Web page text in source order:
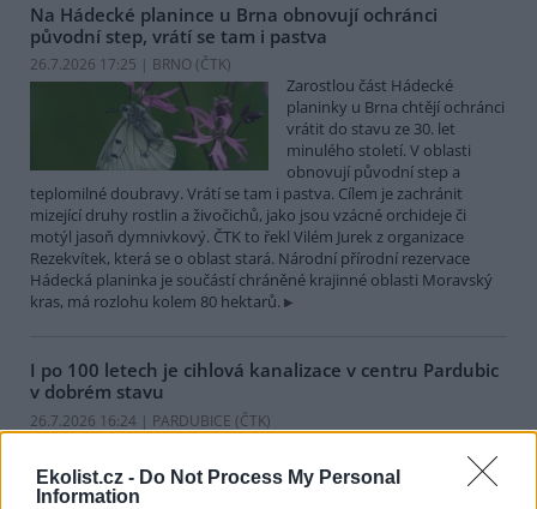
Ekolist.cz - Do Not Process My Personal
Information
Na Hádecké planince u Brna obnovují ochránci
původní step, vrátí se tam i pastva
26.7.2026 17:25 | BRNO (ČTK)
Zarostlou část Hádecké
planinky u Brna chtějí ochránci
vrátit do stavu ze 30. let
minulého století. V oblasti
obnovují původní step a
teplomilné doubravy. Vrátí se tam i pastva. Cílem je zachránit
mizející druhy rostlin a živočichů, jako jsou vzácné orchideje či
motýl jasoň dymnivkový. ČTK to řekl Vilém Jurek z organizace
Rezekvítek, která se o oblast stará. Národní přírodní rezervace
Hádecká planinka je součástí chráněné krajinné oblasti Moravský
kras, má rozlohu kolem 80 hektarů.
I po 100 letech je cihlová kanalizace v centru Pardubic
v dobrém stavu
26.7.2026 16:24 | PARDUBICE (ČTK)
Historická cihlová kanalizace v
centru Pardubic je i po více než